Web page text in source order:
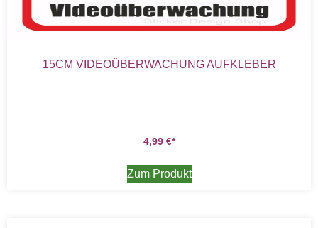
15CM VIDEOÜBERWACHUNG AUFKLEBER
4,99 €
Zum Produkt